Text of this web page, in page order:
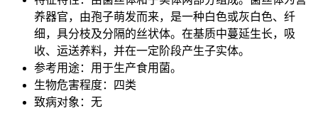
养器官，由孢子萌发而来，是一种白色或灰白色、纤
细，具分枝及分隔的丝状体。在基质中蔓延生长，吸
收、运送养料，并在一定阶段产生子实体。
参考用途：用于生产食用菌。
生物危害程度：四类
致病对象：无